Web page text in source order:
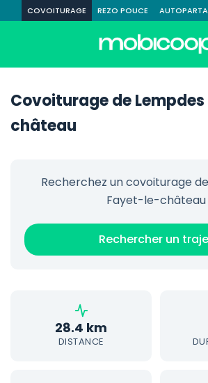
COVOITURAGE REZO POUCE
Covoiturage de
château
Recherchez un covoiturage
Fayet-le-château
Rechercher un
28.4 km
DISTANCE